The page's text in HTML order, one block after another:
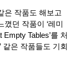
은 작품도 해보고
던 작품이 ‘레미
Tables’를 처
같은 작품들도 기회